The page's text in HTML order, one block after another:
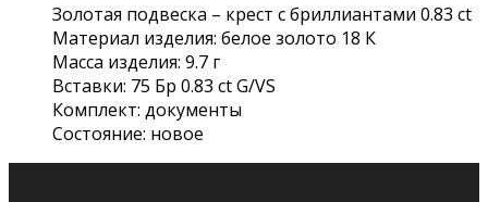
Золотая подвеска – крест с бриллиантами 0.83 ct
Материал изделия: белое золото 18 К
Масса изделия: 9.7 г
Вставки: 75 Бр 0.83 ct G/VS
Комплект: документы
Состояние: новое